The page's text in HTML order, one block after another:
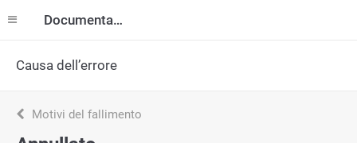
Documentazione
Causa dell’errore
Motivi del fallimento